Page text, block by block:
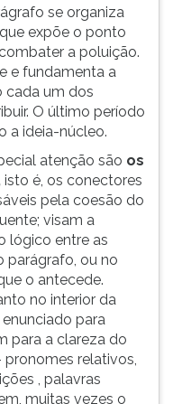
se organiza
expõe o ponto
a poluição.
e fundamenta a
cada um dos
O último período
a ideia-núcleo.
atenção são os
isto é, os conectores
pela coesão do
visam a
lógico entre as
parágrafo, ou no
o antecede.
no interior da
para
para a clareza do
relativos,
, palavras
muitas vezes o